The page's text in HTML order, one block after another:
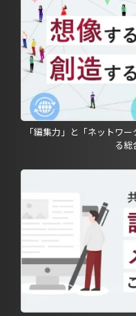
「編集力」と「ネットワ
る総